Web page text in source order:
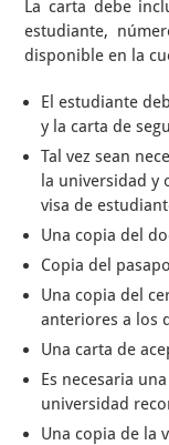
La carta debe
estudiante,
disponible en la
El estudiante
y la carta de
Tal vez sean
la universidad y
visa de
Una copia del
Copia del
Una copia del
anteriores a los
Una carta de
Es necesaria
universidad
Una copia de la